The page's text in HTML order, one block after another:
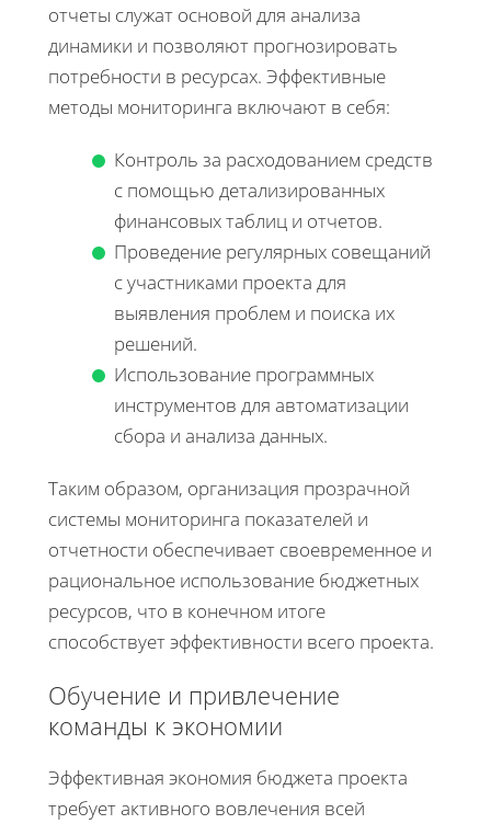
отчеты служат основой для анализа
динамики и позволяют прогнозировать
потребности в ресурсах. Эффективные
методы мониторинга включают в себя:
Контроль за расходованием средств
с помощью детализированных
финансовых таблиц и отчетов.
Проведение регулярных совещаний
с участниками проекта для
выявления проблем и поиска их
решений.
Использование программных
инструментов для автоматизации
сбора и анализа данных.
Таким образом, организация прозрачной
системы мониторинга показателей и
отчетности обеспечивает своевременное и
рациональное использование бюджетных
ресурсов, что в конечном итоге
способствует эффективности всего проекта.
Обучение и привлечение
команды к экономии
Эффективная экономия бюджета проекта
требует активного вовлечения всей